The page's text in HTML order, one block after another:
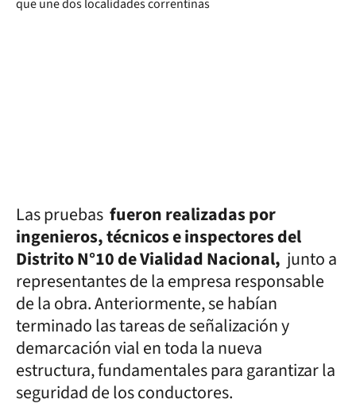
Las pruebas fueron realizadas por
ingenieros, técnicos e inspectores del
Distrito N°10 de Vialidad Nacional, junto a
representantes de la empresa responsable
de la obra. Anteriormente, se habían
terminado las tareas de señalización y
demarcación vial en toda la nueva
estructura, fundamentales para garantizar la
seguridad de los conductores.